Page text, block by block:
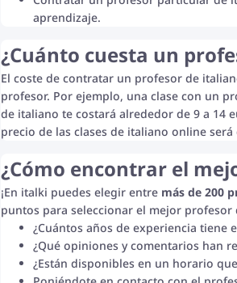
aprendizaje.
¿Cuánto cuesta un
El coste de contratar un profesor de
profesor. Por ejemplo, una clase con un
de italiano te costará alrededor de 9 a 14
precio de las clases de italiano online
¿Cómo encontrar el
¡En italki puedes elegir entre más de 200
puntos para seleccionar el mejor profesor
¿Cuántos años de experiencia tiene
¿Qué opiniones y comentarios han
¿Están disponibles en un horario